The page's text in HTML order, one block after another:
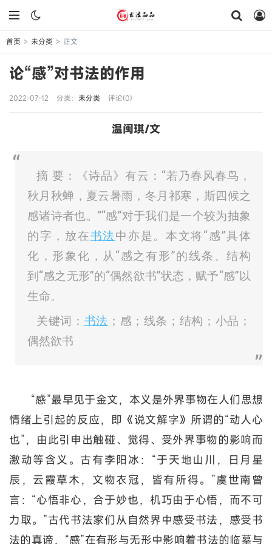
首页 > 未分类 > 正文
论“感”对书法的作用
2022-07-12 分类： 未分类 评论(0)
温闽琪/文
摘 要：《诗品》有云：“若乃春风春鸟，
秋月秋蝉，夏云暑雨，冬月祁寒，斯四候之
感诸诗者也。”“感”对于我们是一个较为抽象
的字，放在书法中亦是。本文将“感”具体
化，形象化，从“感之有形”的线条、结构
到“感之无形”的“偶然欲书”状态，赋予“感”以
生命。
关键词： 书法 ；感；线条；结构；小品；
偶然欲书
“感”最早见于金文，本义是外界事物在人们思想
情绪上引起的反应，即《说文解字》所谓的“动人心
也”，由此引申出触碰、觉得、受外界事物的影响而
激动等含义。古有李阳冰：“于天地山川，日月星
辰，云霞草木，文物衣冠，皆有所得。”虞世南曾
言：“心悟非心，合于妙也，机巧由于心悟，而不可
力取。”古代书法家们从自然界中感受书法，感受书
法的真谛，“感”在有形与无形中影响着书法的临摹与